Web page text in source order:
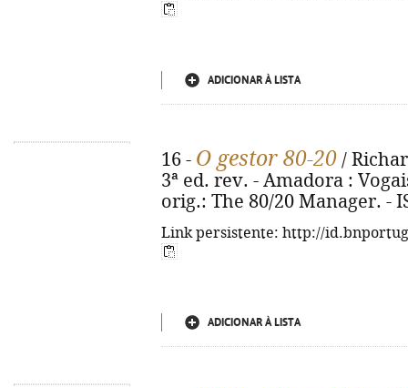
ADICIONAR À LISTA
16 - O gestor 80-20 /
3ª ed. rev. - Amadora :
orig.: The 80/20 Manager. -
Link persistente: http://
ADICIONAR À LISTA